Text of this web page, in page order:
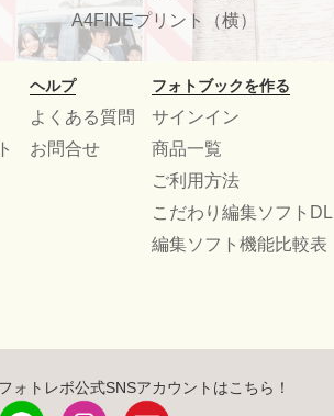
A4FINEプリント（横）
ヘルプ
よくある質問
お問合せ
フォトブックを作る
サインイン
商品一覧
ご利用方法
こだわり編集ソフトDL
編集ソフト機能比較表
フォトレボ公式SNSアカウントはこちら！